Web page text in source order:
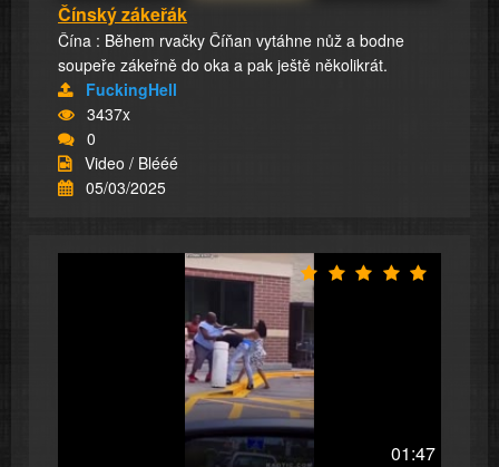
Čínský zákeřák
Čína : Během rvačky Číňan vytáhne nůž a bodne
soupeře zákeřně do oka a pak ještě několikrát.
FuckingHell
3437x
0
Video / Blééé
05/03/2025
01:47